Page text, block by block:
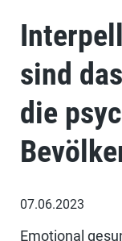
sind
die
07.06.2023
Emotional